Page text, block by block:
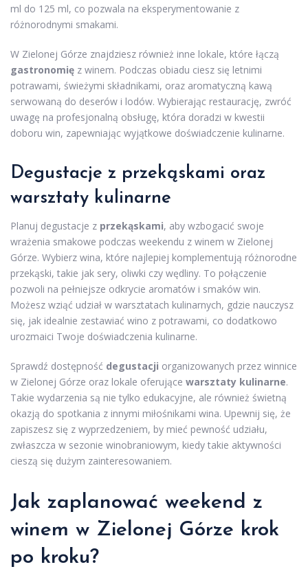
ml do 125 ml, co pozwala na eksperymentowanie z
różnorodnymi smakami.
W Zielonej Górze znajdziesz również inne lokale, które łączą
gastronomię z winem. Podczas obiadu ciesz się letnimi
potrawami, świeżymi składnikami, oraz aromatyczną kawą
serwowaną do deserów i lodów. Wybierając restaurację, zwróć
uwagę na profesjonalną obsługę, która doradzi w kwestii
doboru win, zapewniając wyjątkowe doświadczenie kulinarne.
Degustacje z przekąskami oraz
warsztaty kulinarne
Planuj degustacje z przekąskami, aby wzbogacić swoje
wrażenia smakowe podczas weekendu z winem w Zielonej
Górze. Wybierz wina, które najlepiej komplementują różnorodne
przekąski, takie jak sery, oliwki czy wędliny. To połączenie
pozwoli na pełniejsze odkrycie aromatów i smaków win.
Możesz wziąć udział w warsztatach kulinarnych, gdzie nauczysz
się, jak idealnie zestawiać wino z potrawami, co dodatkowo
urozmaici Twoje doświadczenia kulinarne.
Sprawdź dostępność degustacji organizowanych przez winnice
w Zielonej Górze oraz lokale oferujące warsztaty kulinarne.
Takie wydarzenia są nie tylko edukacyjne, ale również świetną
okazją do spotkania z innymi miłośnikami wina. Upewnij się, że
zapiszesz się z wyprzedzeniem, by mieć pewność udziału,
zwłaszcza w sezonie winobraniowym, kiedy takie aktywności
cieszą się dużym zainteresowaniem.
Jak zaplanować weekend z
winem w Zielonej Górze krok
po kroku?